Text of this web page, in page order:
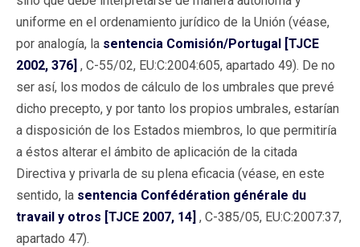
uniforme en el ordenamiento jurídico de la Unión (véase,
por analogía, la sentencia Comisión/Portugal [TJCE
2002, 376] , C-55/02, EU:C:2004:605, apartado 49). De no
ser así, los modos de cálculo de los umbrales que prevé
dicho precepto, y por tanto los propios umbrales, estarían
a disposición de los Estados miembros, lo que permitiría
a éstos alterar el ámbito de aplicación de la citada
Directiva y privarla de su plena eficacia (véase, en este
sentido, la sentencia Confédération générale du
travail y otros [TJCE 2007, 14] , C-385/05, EU:C:2007:37,
apartado 47).